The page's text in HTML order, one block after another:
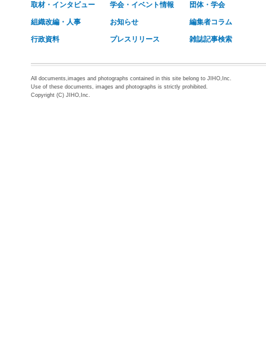
取材・インタビュー 学会・イベント情報 団体・学会
組織改編・人事 お知らせ 編集者コラム
行政資料 プレスリリース 雑誌記事検索
All documents,images and photographs contained in this site belong to JIHO,Inc.
Use of these documents, images and photographs is strictly prohibited.
Copyright (C) JIHO,Inc.